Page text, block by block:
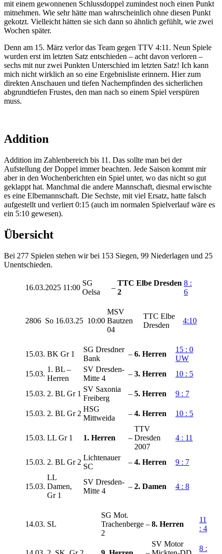
mit einem gewonnenen Schlussdoppel zumindest noch einen Punkt
mitnehmen. Wie sehr hätte man wahrscheinlich ohne diesen Punkt
gekotzt. Vielleicht hätten sie sich dann so ähnlich gefühlt, wie zwei
Wochen später.
Denn am 15. März verlor das Team gegen TTV 4:11. Neun Spiele
wurden erst im letzten Satz entschieden – acht davon verloren –
sechs mit nur zwei Punkten Unterschied im letzten Satz! Ich kann
mich nicht wirklich an so eine Ergebnisliste erinnern. Hier zum
direkten Anschauen und tiefen Nachempfinden des sicherlichen
abgrundtiefen Frustes, den man nach so einem Spiel verspüren
muss.
Addition
Addition im Zahlenbereich bis 11. Das sollte man bei der
Aufstellung der Doppel immer beachten. Jede Saison kommt mir
aber in den Wochenberichten ein Spiel unter, wo das nicht so gut
geklappt hat. Manchmal die andere Mannschaft, diesmal erwischte
es eine Elbemannschaft. Die Sechste, mit viel Ersatz, hatte falsch
aufgestellt und verliert 0:15 (auch im normalen Spielverlauf wäre es
ein 5:10 gewesen).
Übersicht
Bei 277 Spielen stehen wir bei 153 Siegen, 99 Niederlagen und 25
Unentschieden.
16.03.2025 11:00
SG
Oelsa
–
TTC Elbe Dresden
2
8 :
6
2806 So 16.03.25 10:00
MSV
Bautzen
04
TTC Elbe
Dresden
4:10
15.03. BK Gr 1
SG Dresdner
Bank
– 6. Herren
15 : 0
UW
15.03.
1. BL –
Herren
SV Dresden-
Mitte 4
– 3. Herren 10 : 5
15.03. 2. BL Gr 1
SV Saxonia
Freiberg
– 5. Herren 9 : 7
15.03. 2. BL Gr 2
HSG
Mittweida
– 4. Herren 10 : 5
15.03. LL Gr 1 1. Herren –
TTV
Dresden
2007
4 : 11
15.03. 2. BL Gr 2
Lichtenauer
SC
– 4. Herren 9 : 7
15.03.
LL
Damen,
Gr 1
SV Dresden-
Mitte 4
– 2. Damen 4 : 8
14.03. SL
SG Mot.
Trachenberge
2
– 8. Herren
11
: 4
SV Motor
8 :